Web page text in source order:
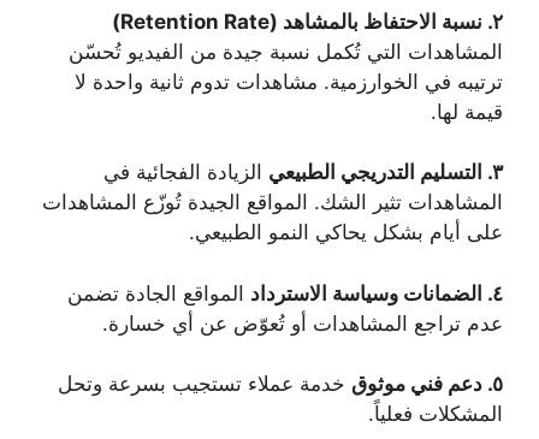
٢. نسبة الاحتفاظ بالمشاهد (Retention Rate)
المشاهدات التي تُكمل نسبة جيدة من الفيديو تُحسّن
ترتيبه في الخوارزمية. مشاهدات تدوم ثانية واحدة لا
قيمة لها.
٣. التسليم التدريجي الطبيعي
الزيادة الفجائية في
المشاهدات تثير الشك. المواقع الجيدة تُوزّع المشاهدات
على أيام بشكل يحاكي النمو الطبيعي.
٤. الضمانات وسياسة الاسترداد
المواقع الجادة تضمن
عدم تراجع المشاهدات أو تُعوّض عن أي خسارة.
٥. دعم فني موثوق
خدمة عملاء تستجيب بسرعة وتحل
المشكلات فعلياً.